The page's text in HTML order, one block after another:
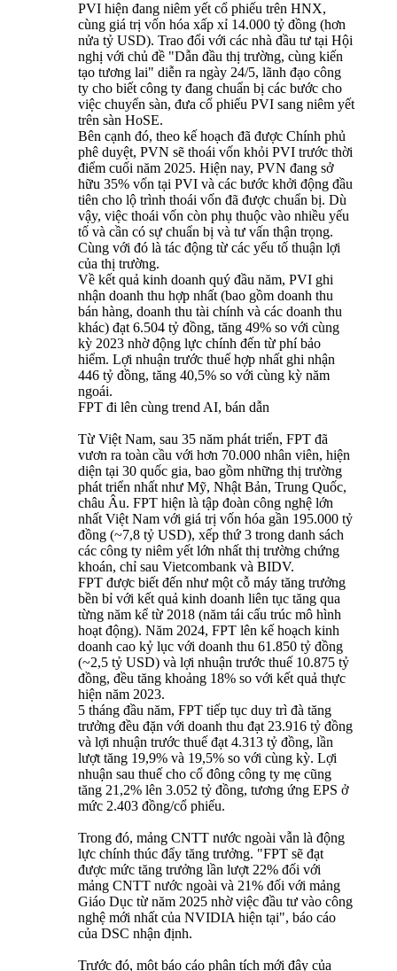
PVI hiện đang niêm yết cổ phiếu trên HNX,
cùng giá trị vốn hóa xấp xỉ 14.000 tỷ đồng (hơn
nửa tỷ USD). Trao đổi với các nhà đầu tư tại Hội
nghị với chủ đề "Dẫn đầu thị trường, cùng kiến
tạo tương lai" diễn ra ngày 24/5, lãnh đạo công
ty cho biết công ty đang chuẩn bị các bước cho
việc chuyển sàn, đưa cổ phiếu PVI sang niêm yết
trên sàn HoSE.
Bên cạnh đó, theo kế hoạch đã được Chính phủ
phê duyệt, PVN sẽ thoái vốn khỏi PVI trước thời
điểm cuối năm 2025. Hiện nay, PVN đang sở
hữu 35% vốn tại PVI và các bước khởi động đầu
tiên cho lộ trình thoái vốn đã được chuẩn bị. Dù
vậy, việc thoái vốn còn phụ thuộc vào nhiều yếu
tố và cần có sự chuẩn bị và tư vấn thận trọng.
Cùng với đó là tác động từ các yếu tố thuận lợi
của thị trường.
Về kết quả kinh doanh quý đầu năm, PVI ghi
nhận doanh thu hợp nhất (bao gồm doanh thu
bán hàng, doanh thu tài chính và các doanh thu
khác) đạt 6.504 tỷ đồng, tăng 49% so với cùng
kỳ 2023 nhờ động lực chính đến từ phí bảo
hiểm. Lợi nhuận trước thuế hợp nhất ghi nhận
446 tỷ đồng, tăng 40,5% so với cùng kỳ năm
ngoái.
FPT đi lên cùng trend AI, bán dẫn
Từ Việt Nam, sau 35 năm phát triển, FPT đã
vươn ra toàn cầu với hơn 70.000 nhân viên, hiện
diện tại 30 quốc gia, bao gồm những thị trường
phát triển nhất như Mỹ, Nhật Bản, Trung Quốc,
châu Âu. FPT hiện là tập đoàn công nghệ lớn
nhất Việt Nam với giá trị vốn hóa gần 195.000 tỷ
đồng (~7,8 tỷ USD), xếp thứ 3 trong danh sách
các công ty niêm yết lớn nhất thị trường chứng
khoán, chỉ sau Vietcombank và BIDV.
FPT được biết đến như một cỗ máy tăng trưởng
bền bỉ với kết quả kinh doanh liên tục tăng qua
từng năm kể từ 2018 (năm tái cấu trúc mô hình
hoạt động). Năm 2024, FPT lên kế hoạch kinh
doanh cao kỷ lục với doanh thu 61.850 tỷ đồng
(~2,5 tỷ USD) và lợi nhuận trước thuế 10.875 tỷ
đồng, đều tăng khoảng 18% so với kết quả thực
hiện năm 2023.
5 tháng đầu năm, FPT tiếp tục duy trì đà tăng
trưởng đều đặn với doanh thu đạt 23.916 tỷ đồng
và lợi nhuận trước thuế đạt 4.313 tỷ đồng, lần
lượt tăng 19,9% và 19,5% so với cùng kỳ. Lợi
nhuận sau thuế cho cổ đông công ty mẹ cũng
tăng 21,2% lên 3.052 tỷ đồng, tương ứng EPS ở
mức 2.403 đồng/cổ phiếu.
Trong đó, mảng CNTT nước ngoài vẫn là động
lực chính thúc đẩy tăng trưởng. "FPT sẽ đạt
được mức tăng trưởng lần lượt 22% đối với
mảng CNTT nước ngoài và 21% đối với mảng
Giáo Dục từ năm 2025 nhờ việc đầu tư vào công
nghệ mới nhất của NVIDIA hiện tại", báo cáo
của DSC nhận định.
Trước đó, một báo cáo phân tích mới đây của